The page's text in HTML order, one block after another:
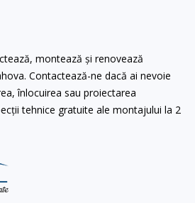
montează și renovează
Contactează-ne dacă ai nevoie
înlocuirea sau proiectarea
tehnice gratuite ale montajului la 2